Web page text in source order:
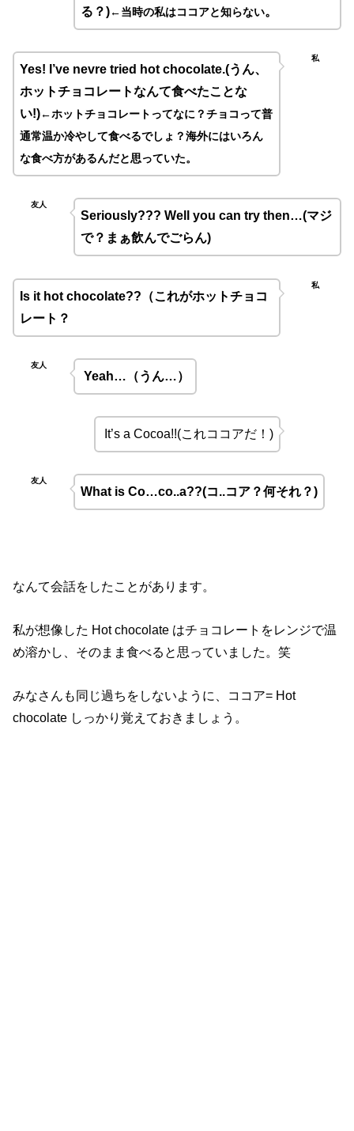
る？)←当時の私はココアと知らない。
私
Yes! I’ve nevre tried hot chocolate.(うん、
ホットチョコレートなんて食べたことな
い!)←ホットチョコレートってなに？チョコって普
通常温か冷やして食べるでしょ？海外にはいろん
な食べ方があるんだと思っていた。
友人
Seriously??? Well you can try then…(マジ
で？まぁ飲んでごらん)
私
Is it hot chocolate??（これがホットチョコ
レート？
友人
Yeah…（うん…）
It’s a Cocoa!!(これココアだ ！)
友人
What is Co…co..a??(コ..コア？何それ？)
なんて会話をしたことがあります。
私が想像した Hot chocolate はチョコレートをレンジで温
め溶かし、そのまま食べると思っていました。笑
みなさんも同じ過ちをしないように、ココア= Hot
chocolate しっかり覚えておきましょう。